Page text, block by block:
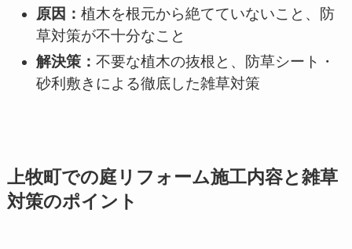
原因：植木を根元から絶てていないこと、防
草対策が不十分なこと
解決策：不要な植木の抜根と、防草シート・
砂利敷きによる徹底した雑草対策
上牧町での庭リフォーム施工内容と雑草
対策のポイント